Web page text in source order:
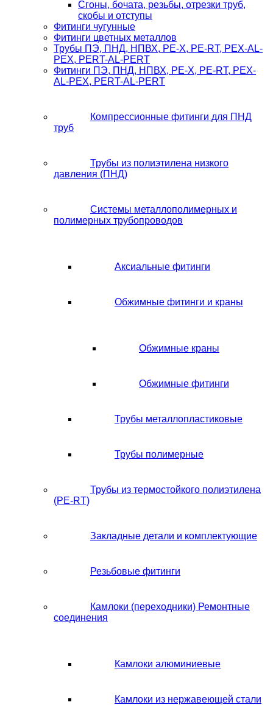
Сгоны, бочата, резьбы, отрезки труб,
скобы и отступы
Фитинги чугунные
Фитинги цветных металлов
Трубы ПЭ, ПНД, НПВХ, PE-X, PE-RT, PEX-AL-
PEX, PERT-AL-PERT
Фитинги ПЭ, ПНД, НПВХ, PE-X, PE-RT, PEX-
AL-PEX, PERT-AL-PERT
Компрессионные фитинги для ПНД
труб
Трубы из полиэтилена низкого
давления (ПНД)
Системы металлополимерных и
полимерных трубопроводов
Аксиальные фитинги
Обжимные фитинги и краны
Обжимные краны
Обжимные фитинги
Трубы металлопластиковые
Трубы полимерные
Трубы из термостойкого полиэтилена
(PE-RT)
Закладные детали и комплектующие
Резьбовые фитинги
Камлоки (переходники) Ремонтные
соединения
Камлоки алюминиевые
Камлоки из нержавеющей стали